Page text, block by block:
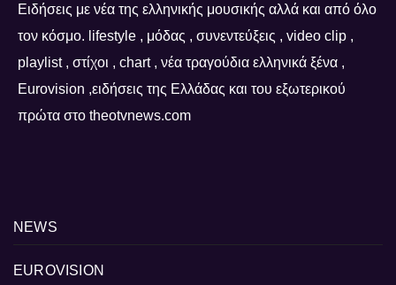
Ειδήσεις με νέα της ελληνικής μουσικής αλλά και από όλο
τον κόσμο. lifestyle , μόδας , συνεντεύξεις , video clip ,
playlist , στίχοι , chart , νέα τραγούδια ελληνικά ξένα ,
Eurovision ,ειδήσεις της Ελλάδας και του εξωτερικού
πρώτα στο theotvnews.com
NEWS
EUROVISION